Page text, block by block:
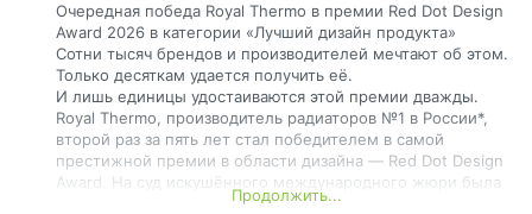
«Пока рано говорить о...
Очередная победа Royal Thermo в премии Red Dot Design
Award 2026 в категории «Лучший дизайн продукта»
Сотни тысяч брендов и производителей мечтают об этом.
Только десяткам удается получить её.
И лишь единицы удостаиваются этой премии дважды.
Royal Thermo, производитель радиаторов №1 в России*,
второй раз за пять лет стал победителем в самой
престижной премии в области дизайна ― Red Dot Design
Award. На суд искушённого международного жюри была
представлена новейшая разработка в области
Продолжить...